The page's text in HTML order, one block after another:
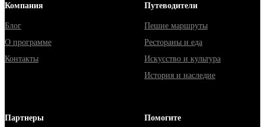
Компания
Блог
О программе
Контакты
Путеводители
Пешие маршруты
Рестораны и еда
Искусство и культура
История и наследие
Партнеры Помогите